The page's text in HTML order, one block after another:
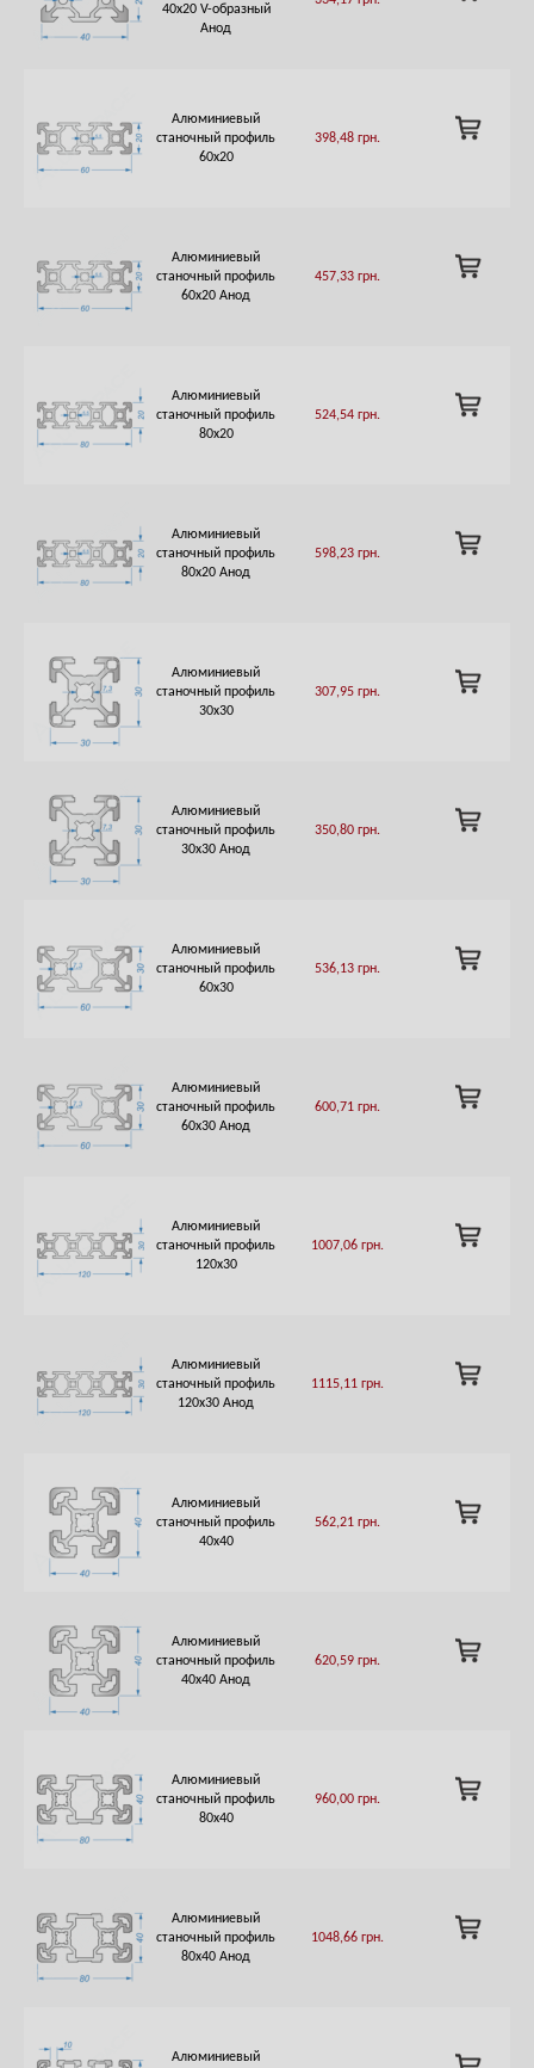
40х20 V-образный
Анод
TO
Алюминиевый
станочный профиль
60х20
398,48 грн.
ADD
TO
Алюминиевый
станочный профиль
60х20 Анод
457,33 грн.
ADD
TO
Алюминиевый
станочный профиль
80х20
524,54 грн.
ADD
TO
Алюминиевый
станочный профиль
80х20 Анод
598,23 грн.
ADD
TO
Алюминиевый
станочный профиль
30х30
307,95 грн.
ADD
TO
Алюминиевый
станочный профиль
30х30 Анод
350,80 грн.
ADD
TO
Алюминиевый
станочный профиль
60х30
536,13 грн.
ADD
TO
Алюминиевый
станочный профиль
60х30 Анод
600,71 грн.
ADD
TO
Алюминиевый
станочный профиль
120х30
1007,06 грн.
ADD
TO
Алюминиевый
станочный профиль
120х30 Анод
1115,11 грн.
ADD
TO
Алюминиевый
станочный профиль
40х40
562,21 грн.
ADD
TO
Алюминиевый
станочный профиль
40х40 Анод
620,59 грн.
ADD
TO
Алюминиевый
станочный профиль
80х40
960,00 грн.
ADD
TO
Алюминиевый
станочный профиль
80х40 Анод
1048,66 грн.
ADD
TO
Алюминиевый
ADD